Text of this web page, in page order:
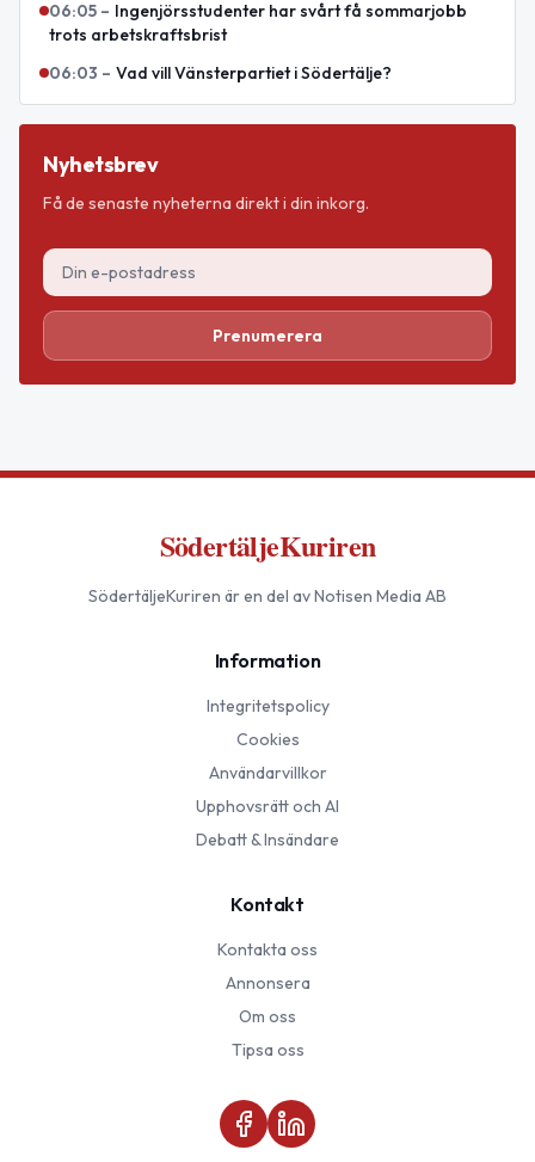
06:05 – Ingenjörsstudenter har svårt få sommarjobb
trots arbetskraftsbrist
06:03 – Vad vill Vänsterpartiet i Södertälje?
Nyhetsbrev
Få de senaste nyheterna direkt i din inkorg.
Prenumerera
SödertäljeKuriren
SödertäljeKuriren är en del av Notisen Media AB
Information
Integritetspolicy
Cookies
Användarvillkor
Upphovsrätt och AI
Debatt & Insändare
Kontakt
Kontakta oss
Annonsera
Om oss
Tipsa oss